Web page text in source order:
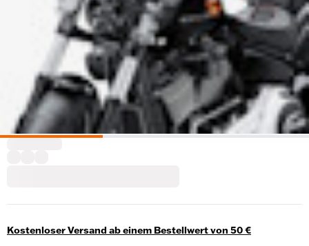
Kostenloser Versand ab einem Bestellwert von 50 €